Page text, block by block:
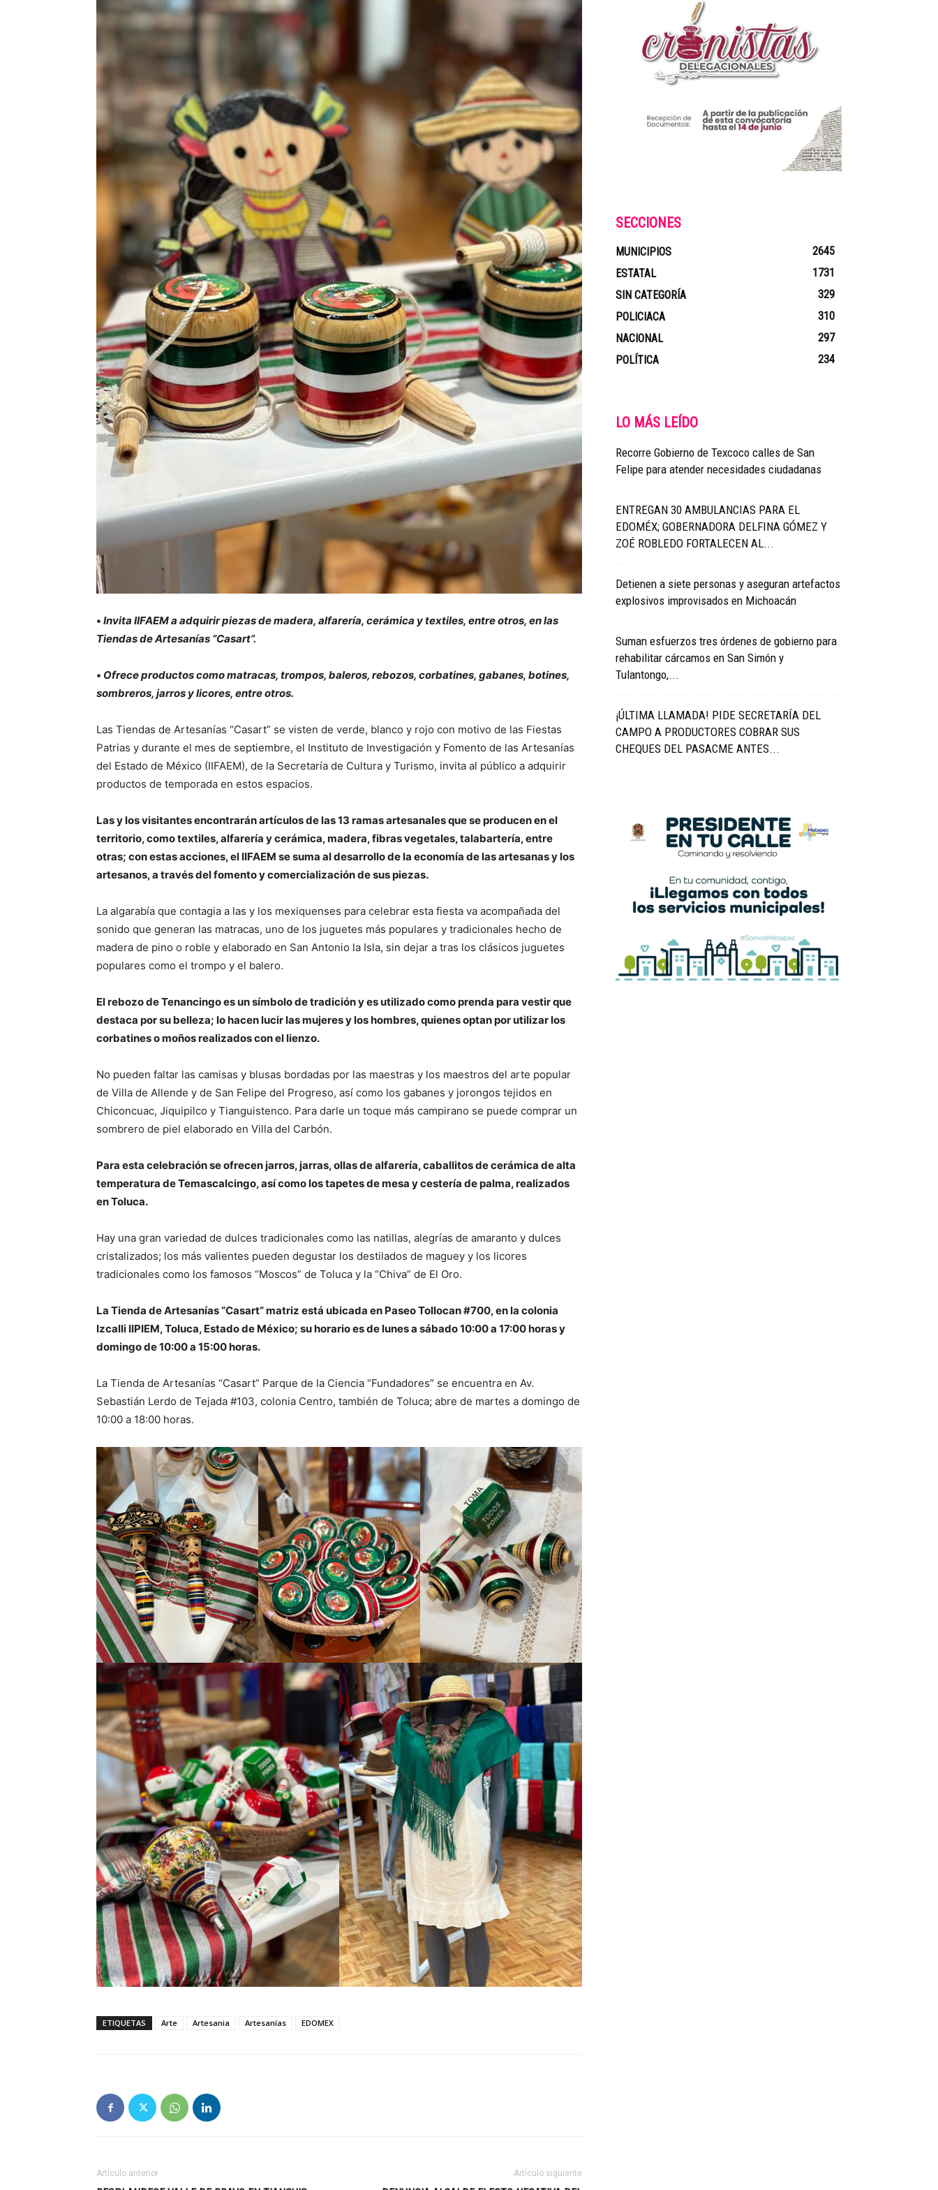
• Invita IIFAEM a adquirir piezas de madera, alfarería, cerámica y textiles, entre otros, en las
Tiendas de Artesanías “Casart”.
• Ofrece productos como matracas, trompos, baleros, rebozos, corbatines, gabanes, botines,
sombreros, jarros y licores, entre otros.
Las Tiendas de Artesanías “Casart” se visten de verde, blanco y rojo con motivo de las Fiestas
Patrias y durante el mes de septiembre, el Instituto de Investigación y Fomento de las Artesanías
del Estado de México (IIFAEM), de la Secretaría de Cultura y Turismo, invita al público a adquirir
productos de temporada en estos espacios.
Las y los visitantes encontrarán artículos de las 13 ramas artesanales que se producen en el
territorio, como textiles, alfarería y cerámica, madera, fibras vegetales, talabartería, entre
otras; con estas acciones, el IIFAEM se suma al desarrollo de la economía de las artesanas y los
artesanos, a través del fomento y comercialización de sus piezas.
La algarabía que contagia a las y los mexiquenses para celebrar esta fiesta va acompañada del
sonido que generan las matracas, uno de los juguetes más populares y tradicionales hecho de
madera de pino o roble y elaborado en San Antonio la Isla, sin dejar a tras los clásicos juguetes
populares como el trompo y el balero.
El rebozo de Tenancingo es un símbolo de tradición y es utilizado como prenda para vestir que
destaca por su belleza; lo hacen lucir las mujeres y los hombres, quienes optan por utilizar los
corbatines o moños realizados con el lienzo.
No pueden faltar las camisas y blusas bordadas por las maestras y los maestros del arte popular
de Villa de Allende y de San Felipe del Progreso, así como los gabanes y jorongos tejidos en
Chiconcuac, Jiquipilco y Tianguistenco. Para darle un toque más campirano se puede comprar un
sombrero de piel elaborado en Villa del Carbón.
Para esta celebración se ofrecen jarros, jarras, ollas de alfarería, caballitos de cerámica de alta
temperatura de Temascalcingo, así como los tapetes de mesa y cestería de palma, realizados
en Toluca.
Hay una gran variedad de dulces tradicionales como las natillas, alegrías de amaranto y dulces
cristalizados; los más valientes pueden degustar los destilados de maguey y los licores
tradicionales como los famosos “Moscos” de Toluca y la “Chiva” de El Oro.
La Tienda de Artesanías “Casart” matriz está ubicada en Paseo Tollocan #700, en la colonia
Izcalli IIPIEM, Toluca, Estado de México; su horario es de lunes a sábado 10:00 a 17:00 horas y
domingo de 10:00 a 15:00 horas.
La Tienda de Artesanías “Casart” Parque de la Ciencia “Fundadores” se encuentra en Av.
Sebastián Lerdo de Tejada #103, colonia Centro, también de Toluca; abre de martes a domingo de
10:00 a 18:00 horas.
ETIQUETAS Arte Artesania Artesanías EDOMEX
Artículo anterior Artículo siguiente
SECCIONES
MUNICIPIOS
2645
ESTATAL
1731
SIN CATEGORÍA
329
POLICIACA
310
NACIONAL
297
POLÍTICA
234
LO MÁS LEÍDO
Recorre Gobierno de Texcoco calles de San
Felipe para atender necesidades ciudadanas
ENTREGAN 30 AMBULANCIAS PARA EL
EDOMÉX; GOBERNADORA DELFINA GÓMEZ Y
ZOÉ ROBLEDO FORTALECEN AL...
Detienen a siete personas y aseguran artefactos
explosivos improvisados en Michoacán
Suman esfuerzos tres órdenes de gobierno para
rehabilitar cárcamos en San Simón y
Tulantongo,...
¡ÚLTIMA LLAMADA! PIDE SECRETARÍA DEL
CAMPO A PRODUCTORES COBRAR SUS
CHEQUES DEL PASACME ANTES...